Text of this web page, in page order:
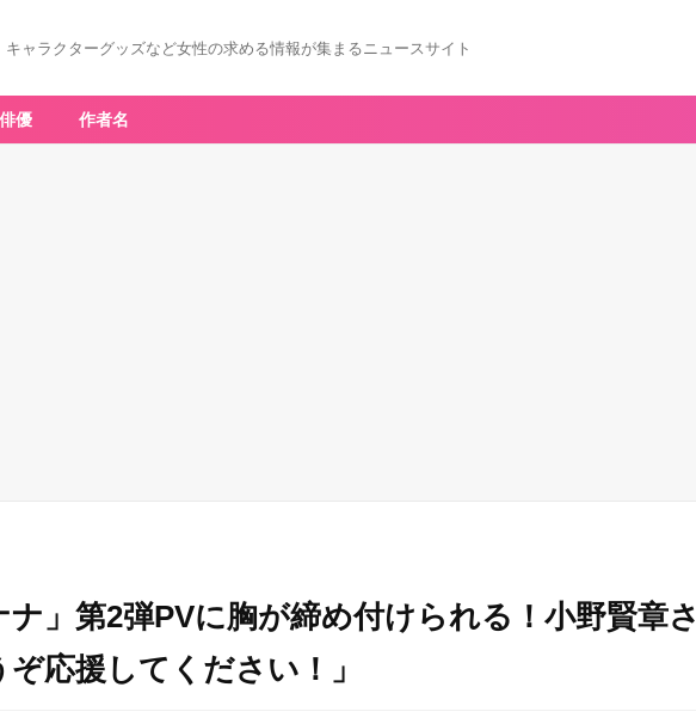
キャラクターグッズなど女性の求める情報が集まるニュースサイト
優 作者名
ナ」第2弾PVに胸が締め付けられる！小野賢章さ
応援してください！」